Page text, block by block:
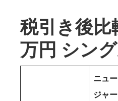
税引き後比
万円 シン
ニュー
ジャー